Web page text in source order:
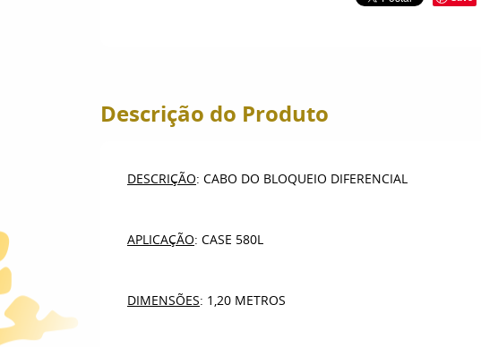
Descrição do Produto
DESCRIÇÃO: CABO DO BLOQUEIO DIFERENCIAL
APLICAÇÃO: CASE 580L
DIMENSÕES: 1,20 METROS